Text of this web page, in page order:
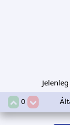
Jelenleg
0